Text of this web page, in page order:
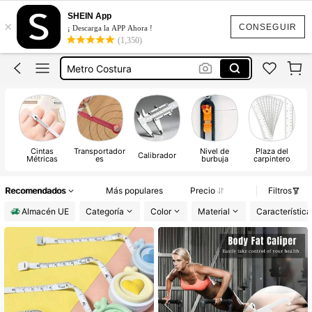
CONSEGUIR
×
SHEIN App
¡ Descarga la APP Ahora !
(1,350)
Metros Para Medir
Cinta Metrica
Metro Costura
Cinta Metrica Corporal
Metros Para Medir
Cintas
Métricas
Transportador
es Calibrador Nivel de
burbuja
Plaza del
carpintero
Recomendados Más populares Precio
Filtros
Almacén UE
Categoría Color Material